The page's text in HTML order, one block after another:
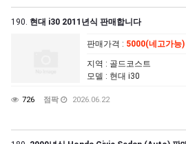
190. 현대 i30 2011년식 판매합니다
판매가격 : 5000(네고가능)
지역 : 골드코스트
모델 : 현대 i30
726 점팍 2026.06.22